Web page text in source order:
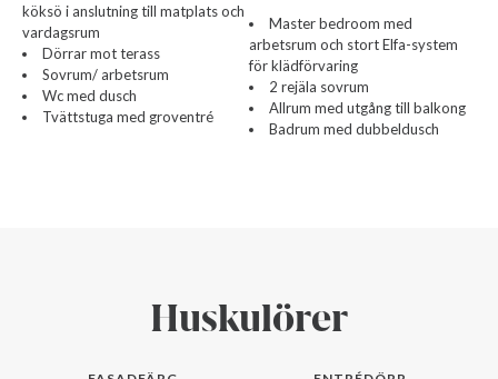
köksö i anslutning till matplats och
vardagsrum
Dörrar mot terass
Sovrum/ arbetsrum
Wc med dusch
Tvättstuga med groventré
Master bedroom med
arbetsrum och stort Elfa-system
för klädförvaring
2 rejäla sovrum
Allrum med utgång till balkong
Badrum med dubbeldusch
Huskulörer